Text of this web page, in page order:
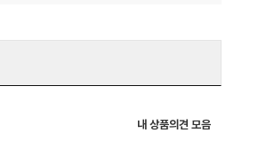
내 상품의견 모음